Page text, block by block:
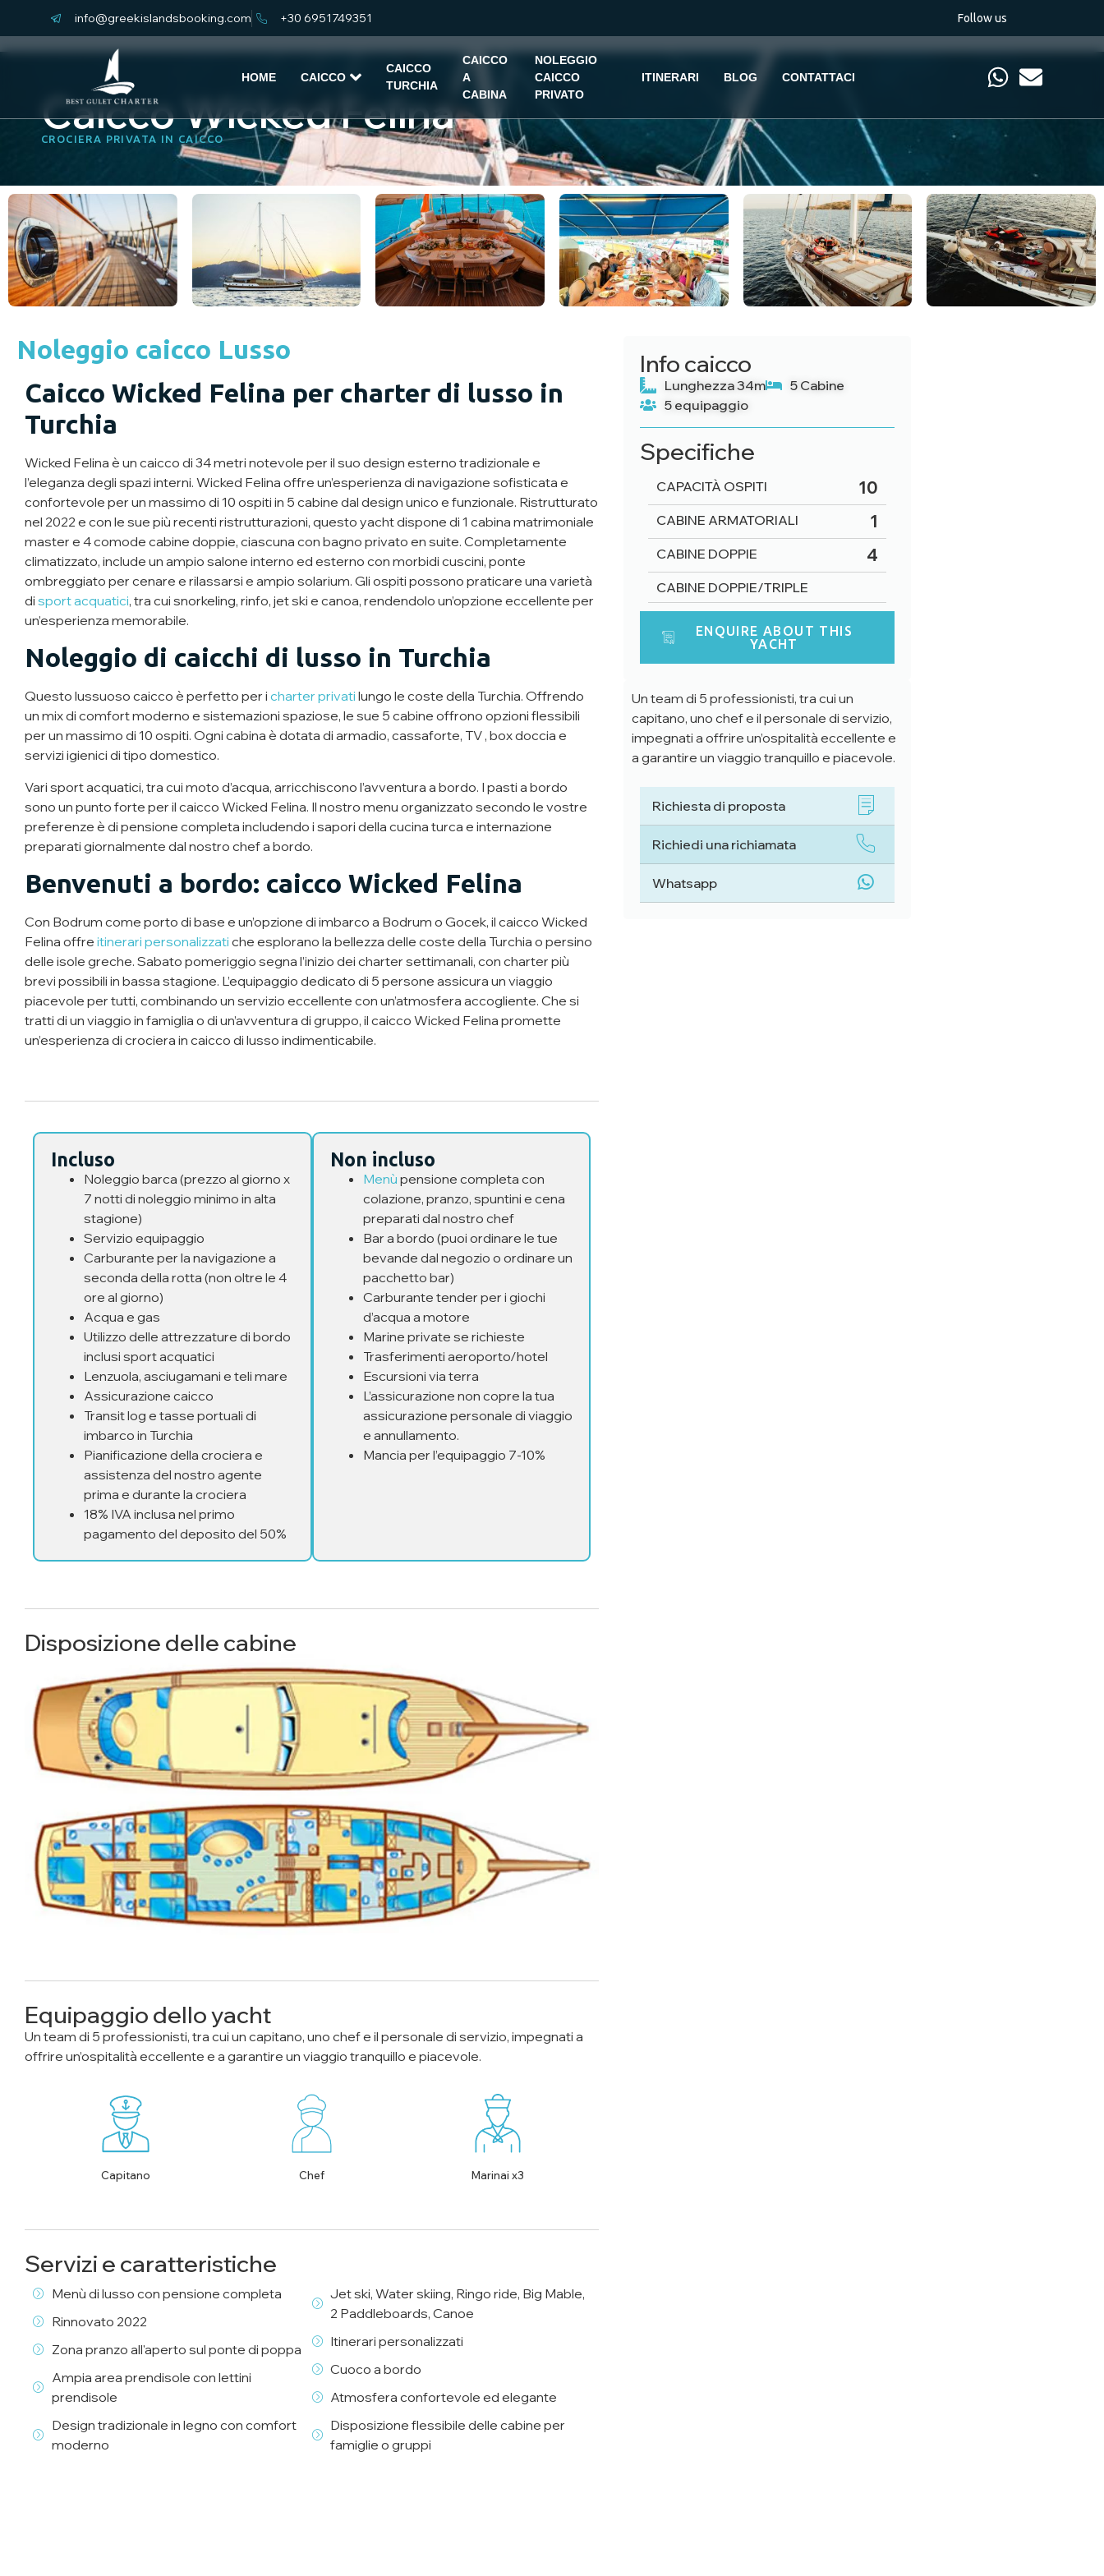
info@greekislandsbooking.com +30 6951749351 Follow us
HOME CAICCO
CAICCO
TURCHIA
CAICCO
A
CABINA
NOLEGGIO
CAICCO
PRIVATO
ITINERARI BLOG CONTATTACI
Caicco Wicked Felina
CROCIERA PRIVATA IN CAICCO
Noleggio caicco Lusso
Caicco Wicked Felina per charter di lusso in
Turchia
Wicked Felina è un caicco di 34 metri notevole per il suo design esterno tradizionale e
l’eleganza degli spazi interni. Wicked Felina offre un’esperienza di navigazione sofisticata e
confortevole per un massimo di 10 ospiti in 5 cabine dal design unico e funzionale. Ristrutturato
nel 2022 e con le sue più recenti ristrutturazioni, questo yacht dispone di 1 cabina matrimoniale
master e 4 comode cabine doppie, ciascuna con bagno privato en suite. Completamente
climatizzato, include un ampio salone interno ed esterno con morbidi cuscini, ponte
ombreggiato per cenare e rilassarsi e ampio solarium. Gli ospiti possono praticare una varietà
di sport acquatici, tra cui snorkeling, rinfo, jet ski e canoa, rendendolo un’opzione eccellente per
un’esperienza memorabile.
Noleggio di caicchi di lusso in Turchia
Questo lussuoso caicco è perfetto per i charter privati ​​lungo le coste della Turchia. Offrendo
un mix di comfort moderno e sistemazioni spaziose, le sue 5 cabine offrono opzioni flessibili
per un massimo di 10 ospiti. Ogni cabina è dotata di armadio, cassaforte, TV , box doccia e
servizi igienici di tipo domestico.
Vari sport acquatici, tra cui moto d’acqua, arricchiscono l’avventura a bordo. I pasti a bordo
sono un punto forte per il caicco Wicked Felina. Il nostro menu organizzato secondo le vostre
preferenze è di pensione completa includendo i sapori della cucina turca e internazione
preparati giornalmente dal nostro chef a bordo.
Benvenuti a bordo: caicco Wicked Felina
Con Bodrum come porto di base e un’opzione di imbarco a Bodrum o Gocek, il caicco Wicked
Felina offre itinerari personalizzati che esplorano la bellezza delle coste della Turchia o persino
delle isole greche. Sabato pomeriggio segna l’inizio dei charter settimanali, con charter più
brevi possibili in bassa stagione. L’equipaggio dedicato di 5 persone assicura un viaggio
piacevole per tutti, combinando un servizio eccellente con un’atmosfera accogliente. Che si
tratti di un viaggio in famiglia o di un’avventura di gruppo, il caicco Wicked Felina promette
un’esperienza di crociera in caicco di lusso indimenticabile.
Incluso
Noleggio barca (prezzo al giorno x
7 notti di noleggio minimo in alta
stagione)
Servizio equipaggio
Carburante per la navigazione a
seconda della rotta (non oltre le 4
ore al giorno)
Acqua e gas
Utilizzo delle attrezzature di bordo
inclusi sport acquatici
Lenzuola, asciugamani e teli mare
Assicurazione caicco
Transit log e tasse portuali di
imbarco in Turchia
Pianificazione della crociera e
assistenza del nostro agente
prima e durante la crociera
18% IVA inclusa nel primo
pagamento del deposito del 50%
Non incluso
Menù pensione completa con
colazione, pranzo, spuntini e cena
preparati dal nostro chef
Bar a bordo (puoi ordinare le tue
bevande dal negozio o ordinare un
pacchetto bar)
Carburante tender per i giochi
d’acqua a motore
Marine private se richieste
Trasferimenti aeroporto/hotel
Escursioni via terra
L’assicurazione non copre la tua
assicurazione personale di viaggio
e annullamento.
Mancia per l’equipaggio 7-10%
Disposizione delle cabine
Equipaggio dello yacht
Un team di 5 professionisti, tra cui un capitano, uno chef e il personale di servizio, impegnati a
offrire un’ospitalità eccellente e a garantire un viaggio tranquillo e piacevole.
Capitano Chef Marinai x3
Servizi e caratteristiche
Menù di lusso con pensione completa
Rinnovato 2022
Zona pranzo all'aperto sul ponte di poppa
Ampia area prendisole con lettini
prendisole
Design tradizionale in legno con comfort
moderno
Jet ski, Water skiing, Ringo ride, Big Mable,
2 Paddleboards, Canoe
Itinerari personalizzati
Cuoco a bordo
Atmosfera confortevole ed elegante
Disposizione flessibile delle cabine per
famiglie o gruppi
Info caicco
Lunghezza 34m
5 Cabine
5 equipaggio
Specifiche
CAPACITÀ OSPITI 10
CABINE ARMATORIALI 1
CABINE DOPPIE 4
CABINE DOPPIE/TRIPLE
ENQUIRE ABOUT THIS
YACHT
Un team di 5 professionisti, tra cui un
capitano, uno chef e il personale di servizio,
impegnati a offrire un’ospitalità eccellente e
a garantire un viaggio tranquillo e piacevole.
Richiesta di proposta
Richiedi una richiamata
Whatsapp